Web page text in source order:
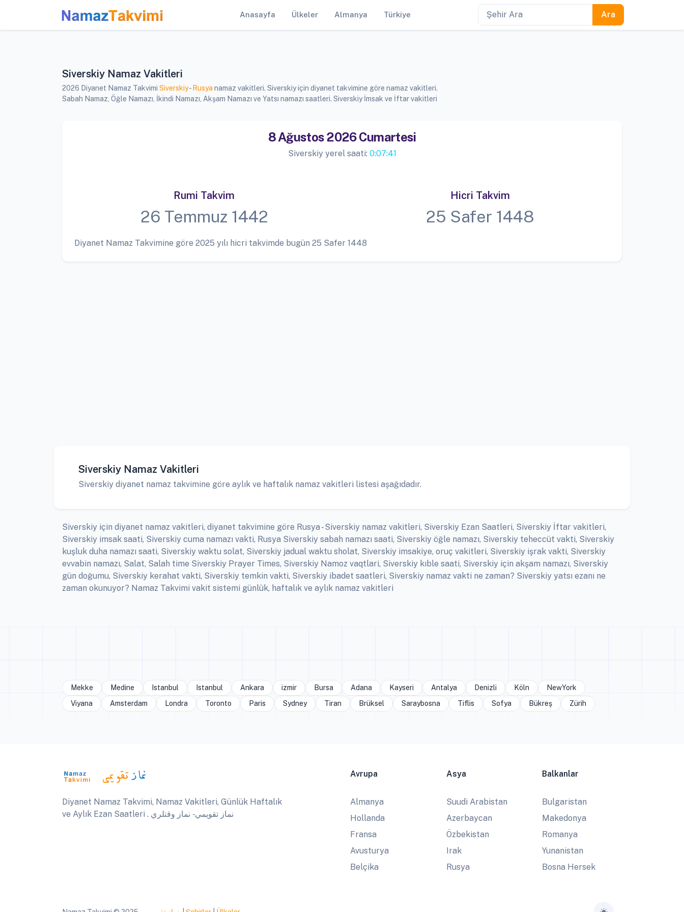
Anasayfa Ülkeler Almanya Türkiye
Siverskiy Namaz Vakitleri
2026 Diyanet Namaz Takvimi Siverskiy- Rusya namaz vakitleri. Siverskiy için diyanet takvimine göre namaz vakitleri.
Sabah Namaz, Öğle Namazı, İkindi Namazı, Akşam Namazı ve Yatsı namazı saatleri. Siverskiy İmsak ve İftar vakitleri
8 Ağustos 2026 Cumartesi
Siverskiy yerel saati: 0:07:41
Rumi Takvim
26 Temmuz 1442
Hicri Takvim
25 Safer 1448
Diyanet Namaz Takvimine göre 2025 yılı hicri takvimde bugün 25 Safer 1448
Siverskiy Namaz Vakitleri
Siverskiy diyanet namaz takvimine göre aylık ve haftalık namaz vakitleri listesi aşağıdadır.
Siverskiy için diyanet namaz vakitleri, diyanet takvimine göre Rusya - Siverskiy namaz vakitleri, Siverskiy Ezan Saatleri, Siverskiy İftar vakitleri,
Siverskiy imsak saati, Siverskiy cuma namazı vakti, Rusya Siverskiy sabah namazı saati, Siverskiy öğle namazı, Siverskiy teheccüt vakti, Siverskiy
kuşluk duha namazı saati, Siverskiy waktu solat, Siverskiy jadual waktu sholat, Siverskiy imsakiye, oruç vakitleri, Siverskiy işrak vakti, Siverskiy
evvabin namazı, Salat, Salah time Siverskiy Prayer Times, Siverskiy Namoz vaqtlari, Siverskiy kıble saati, Siverskiy için akşam namazı, Siverskiy
gün doğumu, Siverskiy kerahat vakti, Siverskiy temkin vakti, Siverskiy ibadet saatleri, Siverskiy namaz vakti ne zaman? Siverskiy yatsı ezanı ne
zaman okunuyor? Namaz Takvimi vakit sistemi günlük, haftalık ve aylık namaz vakitleri
Mekke Medine Istanbul Istanbul Ankara izmir Bursa Adana Kayseri Antalya Denizli Köln
NewYork
Viyana
Amsterdam Londra Toronto Paris Sydney Tiran Brüksel Saraybosna Tiflis Sofya Bükreş Zürih
Diyanet Namaz Takvimi, Namaz Vakitleri, Günlük Haftalık
ve Aylık Ezan Saatleri . نماز تقويمي - نماز وقتلري
Avrupa
Almanya
Hollanda
Fransa
Avusturya
Belçika
Asya
Suudi Arabistan
Azerbaycan
Özbekistan
Irak
Rusya
Balkanlar
Bulgaristan
Makedonya
Romanya
Yunanistan
Bosna Hersek